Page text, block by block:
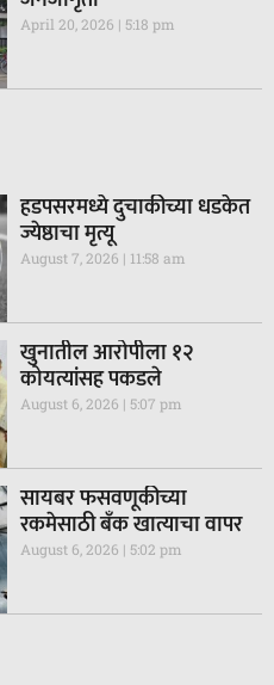
April 20, 2026 5:18 pm
हडपसरमध्ये दुचाकीच्या धडकेत
ज्येष्ठाचा मृत्यू
August 7, 2026 11:58 am
खुनातील आरोपीला १२
कोयत्यांसह पकडले
August 6, 2026 5:07 pm
सायबर फसवणूकीच्या
रकमेसाठी बँक खात्याचा वापर
August 6, 2026 5:02 pm